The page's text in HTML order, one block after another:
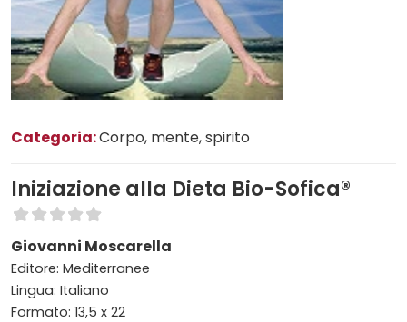
Categoria:Corpo, mente, spirito
Iniziazione alla Dieta Bio-Sofica®
Giovanni Moscarella
Editore: Mediterranee
Lingua: Italiano
Formato: 13,5 x 22